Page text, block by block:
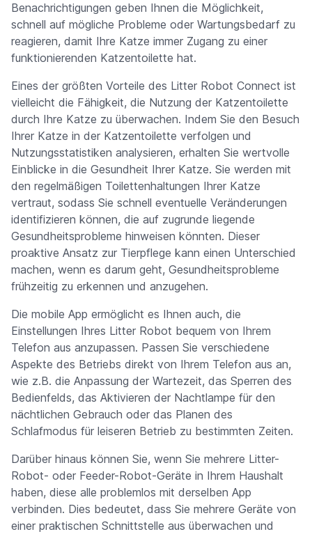
Benachrichtigungen geben Ihnen die Möglichkeit,
schnell auf mögliche Probleme oder Wartungsbedarf zu
reagieren, damit Ihre Katze immer Zugang zu einer
funktionierenden Katzentoilette hat.
Eines der größten Vorteile des Litter Robot Connect ist
vielleicht die Fähigkeit, die Nutzung der Katzentoilette
durch Ihre Katze zu überwachen. Indem Sie den Besuch
Ihrer Katze in der Katzentoilette verfolgen und
Nutzungsstatistiken analysieren, erhalten Sie wertvolle
Einblicke in die Gesundheit Ihrer Katze. Sie werden mit
den regelmäßigen Toilettenhaltungen Ihrer Katze
vertraut, sodass Sie schnell eventuelle Veränderungen
identifizieren können, die auf zugrunde liegende
Gesundheitsprobleme hinweisen könnten. Dieser
proaktive Ansatz zur Tierpflege kann einen Unterschied
machen, wenn es darum geht, Gesundheitsprobleme
frühzeitig zu erkennen und anzugehen.
Die mobile App ermöglicht es Ihnen auch, die
Einstellungen Ihres Litter Robot bequem von Ihrem
Telefon aus anzupassen. Passen Sie verschiedene
Aspekte des Betriebs direkt von Ihrem Telefon aus an,
wie z.B. die Anpassung der Wartezeit, das Sperren des
Bedienfelds, das Aktivieren der Nachtlampe für den
nächtlichen Gebrauch oder das Planen des
Schlafmodus für leiseren Betrieb zu bestimmten Zeiten.
Darüber hinaus können Sie, wenn Sie mehrere Litter-
Robot- oder Feeder-Robot-Geräte in Ihrem Haushalt
haben, diese alle problemlos mit derselben App
verbinden. Dies bedeutet, dass Sie mehrere Geräte von
einer praktischen Schnittstelle aus überwachen und